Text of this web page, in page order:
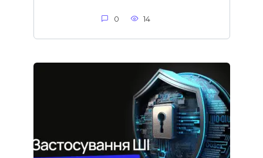
0 14